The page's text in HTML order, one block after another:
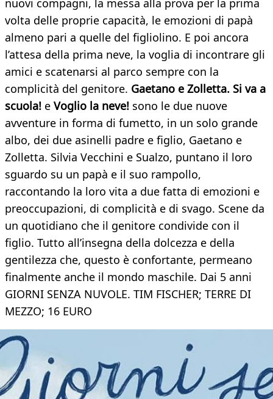
nuovi compagni, la messa alla prova per la prima
volta delle proprie capacità, le emozioni di papà
almeno pari a quelle del figliolino. E poi ancora
l’attesa della prima neve, la voglia di incontrare gli
amici e scatenarsi al parco sempre con la
complicità del genitore. Gaetano e Zolletta. Si va a
scuola! e Voglio la neve! sono le due nuove
avventure in forma di fumetto, in un solo grande
albo, dei due asinelli padre e figlio, Gaetano e
Zolletta. Silvia Vecchini e Sualzo, puntano il loro
sguardo su un papà e il suo rampollo,
raccontando la loro vita a due fatta di emozioni e
preoccupazioni, di complicità e di svago. Scene da
un quotidiano che il genitore condivide con il
figlio. Tutto all’insegna della dolcezza e della
gentilezza che, questo è confortante, permeano
finalmente anche il mondo maschile. Dai 5 anni
GIORNI SENZA NUVOLE. TIM FISCHER; TERRE DI
MEZZO; 16 EURO